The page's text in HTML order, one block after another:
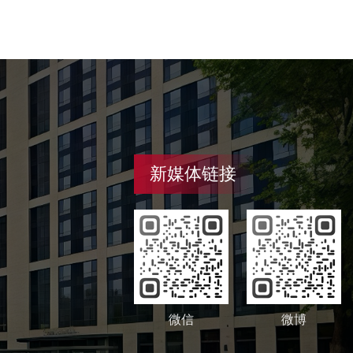
新媒体链接
微信 微博